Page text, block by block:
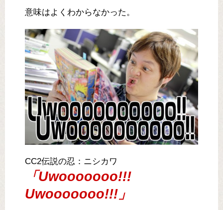
意味はよくわからなかった。
CC2伝説の忍：ニシカワ
「Uwooooooo!!!
Uwooooooo!!!」